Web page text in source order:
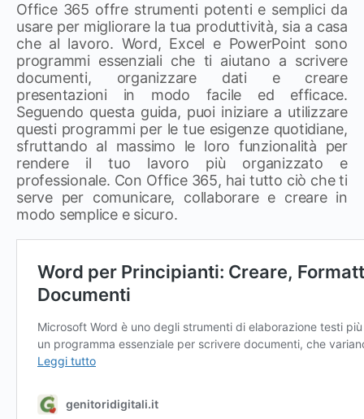
Office 365 offre strumenti potenti e semplici da
usare per migliorare la tua produttività, sia a casa
che al lavoro. Word, Excel e PowerPoint sono
programmi essenziali che ti aiutano a scrivere
documenti, organizzare dati e creare
presentazioni in modo facile ed efficace.
Seguendo questa guida, puoi iniziare a utilizzare
questi programmi per le tue esigenze quotidiane,
sfruttando al massimo le loro funzionalità per
rendere il tuo lavoro più organizzato e
professionale. Con Office 365, hai tutto ciò che ti
serve per comunicare, collaborare e creare in
modo semplice e sicuro.